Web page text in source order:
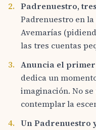
2. Padrenuestro,
Padrenuestro en
Avemarías
las tres cuentas
3. Anuncia el
dedica un
imaginación. No
contemplar la
4. Un Padrenuestro